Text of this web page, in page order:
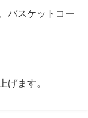
バスケットコー
げます。